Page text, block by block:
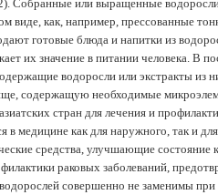
Собранные или выращенные
виде, как, например, прессованные
готовые блюда и напитки из
их значение в питании человека. В
водоросли или экстракты
содержащую необходимые
стран для лечения и
медицине как для наружного, так и
средства, улучшающие
раковых заболеваний,
совершенно не заменимы